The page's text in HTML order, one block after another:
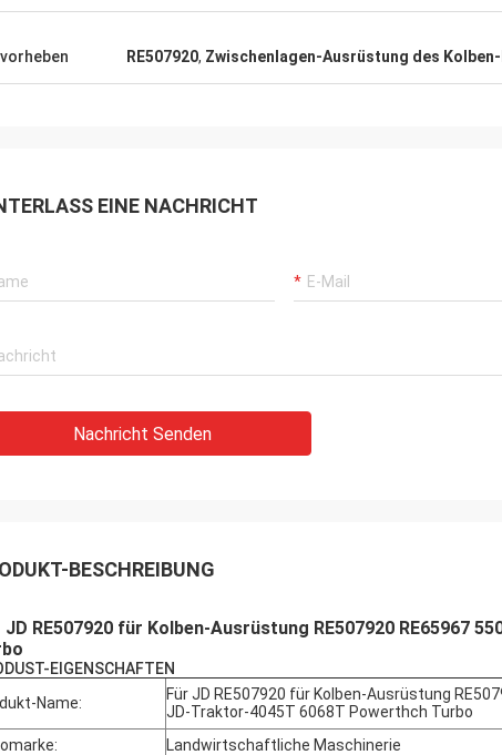
RE507920, Zwischenlagen-Ausrüstung des Kolben-
EINE NACHRICHT
Nachricht Senden
BESCHREIBUNG
JD RE507920 für Kolben-Ausrüstung RE507920 RE65967
EIGENSCHAFTEN
Name:
Für JD RE507920 für Kolben-Ausrüstung
JD-Traktor-4045T 6068T Powerthch Turbo
Landwirtschaftliche Maschinerie